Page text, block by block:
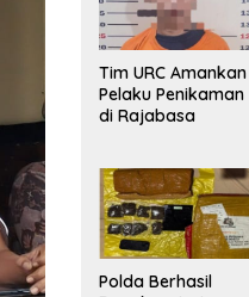
Tim URC Amankan
Pelaku Penikaman
di Rajabasa
Polda Berhasil